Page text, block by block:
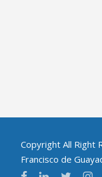
Copyright All Right
Francisco de